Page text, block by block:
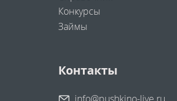
Конкурсы
Займы
Контакты